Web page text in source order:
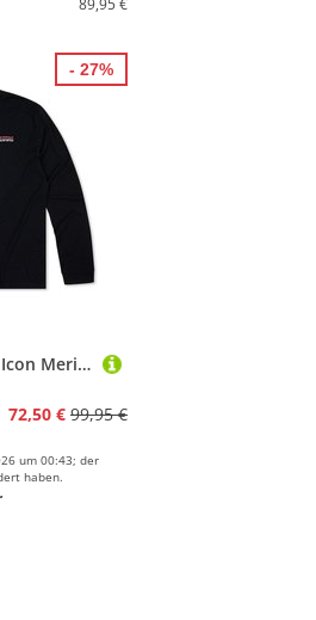
89,95 €
Mons Royale Herren Icon Merino Longsleeve
72,50 € 99,95 €
um 00:43; der
haben.
- 27%